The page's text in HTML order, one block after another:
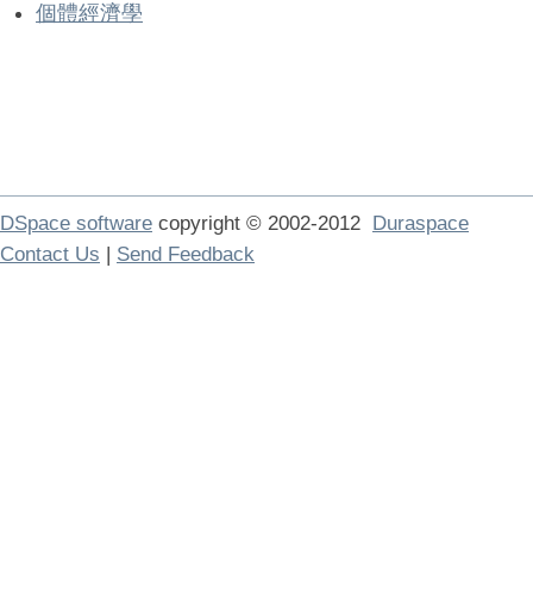
個體經濟學
DSpace software copyright © 2002-2012 Duraspace
Contact Us | Send Feedback